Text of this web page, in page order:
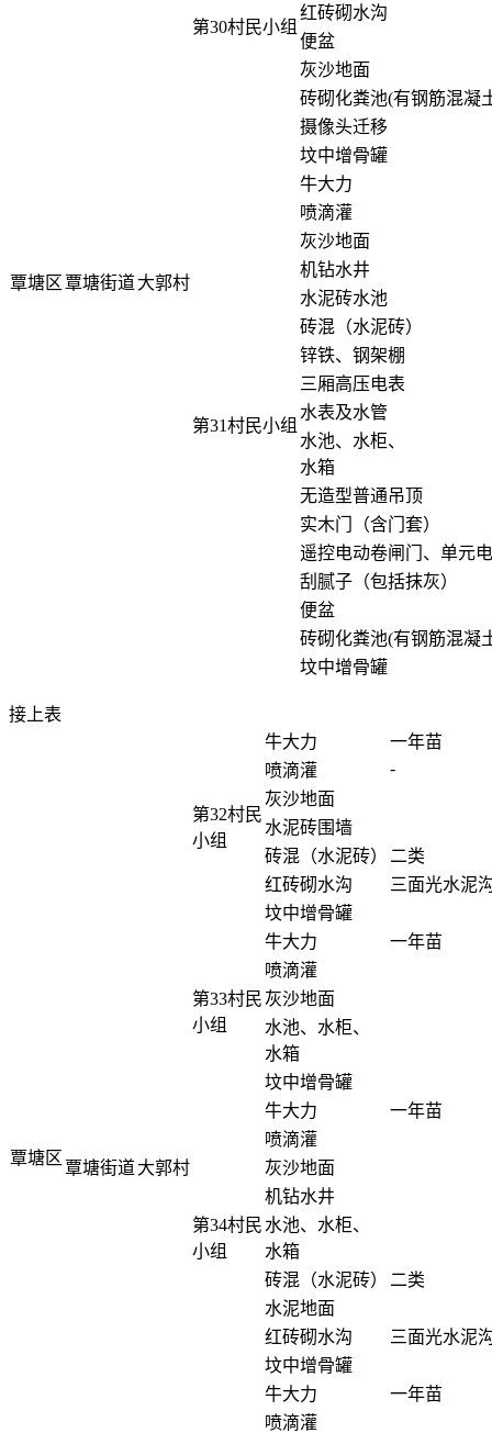
覃塘区 覃塘街道大郭村
第30村民小组
红砖砌水沟
便盆
灰沙地面
砖砌化粪池(有钢筋混凝
摄像头迁移
坟中增骨罐
第31村民小组
牛大力
喷滴灌
灰沙地面
机钻水井
水泥砖水池
砖混（水泥砖）
锌铁、钢架棚
三厢高压电表
水表及水管
水池、水柜、
水箱
无造型普通吊顶
实木门（含门套）
遥控电动卷闸门、单元
刮腻子（包括抹灰）
便盆
砖砌化粪池(有钢筋混凝
坟中增骨罐
接上表
覃塘区
覃塘街道大郭村
第32村民
小组
牛大力
一年苗
喷滴灌
-
灰沙地面
水泥砖围墙
砖混（水泥砖）
二类
红砖砌水沟
三面光水泥
坟中增骨罐
第33村民
小组
牛大力
一年苗
喷滴灌
灰沙地面
水池、水柜、
水箱
坟中增骨罐
第34村民
小组
牛大力
一年苗
喷滴灌
灰沙地面
机钻水井
水池、水柜、
水箱
砖混（水泥砖）
二类
水泥地面
红砖砌水沟
三面光水泥
坟中增骨罐
牛大力
一年苗
喷滴灌